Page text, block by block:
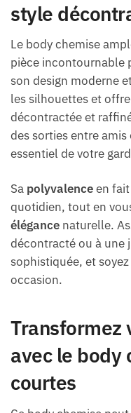
style
Le body chemise
pièce incontournable
son design moderne
les silhouettes et
décontractée et
des sorties entre
essentiel de votre
Sa polyvalenceen
quotidien, tout en
élégance naturelle.
décontracté ou à une
sophistiquée, et
occasion.
Transformez
avec le body
courtes